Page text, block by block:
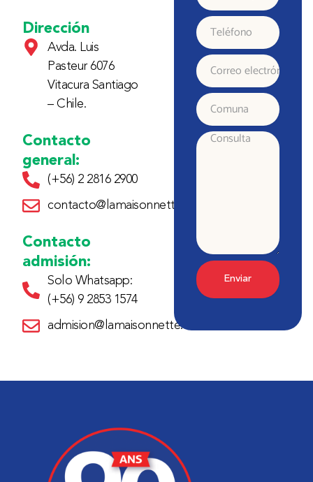
Dirección
Avda. Luis
Pasteur 6076
Vitacura Santiago
– Chile.
Contacto
general:
(+56) 2 2816 2900
contacto@lamaisonnette.cl
Contacto
admisión:
Solo Whatsapp:
(+56) 9 2853 1574
admision@lamaisonnette.cl
y
Apellido
Teléfono
Correo
electrónico
Comuna
Consulta
Enviar